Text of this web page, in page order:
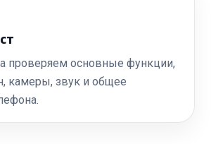
проверяем основные функции,
камеры, звук и общее